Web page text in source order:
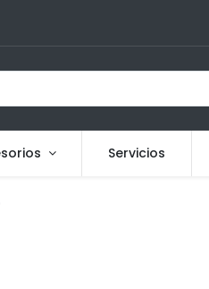
Servicios